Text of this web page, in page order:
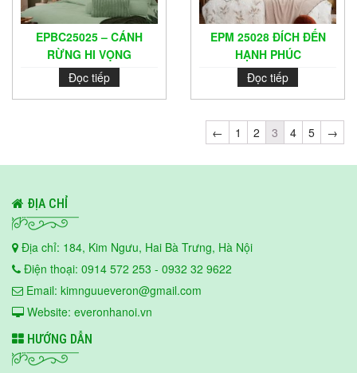
EPBC25025 – CÁNH
RỪNG HI VỌNG
Đọc tiếp
EPM 25028 ĐÍCH ĐẾN
HẠNH PHÚC
Đọc tiếp
← 1 2 3 4 5 →
ĐỊA CHỈ
Địa chỉ: 184, Kim Ngưu, Hai Bà Trưng, Hà Nội
Điện thoại: 0914 572 253 - 0932 32 9622
Email: kimnguueveron@gmail.com
Website: everonhanoi.vn
HƯỚNG DẪN